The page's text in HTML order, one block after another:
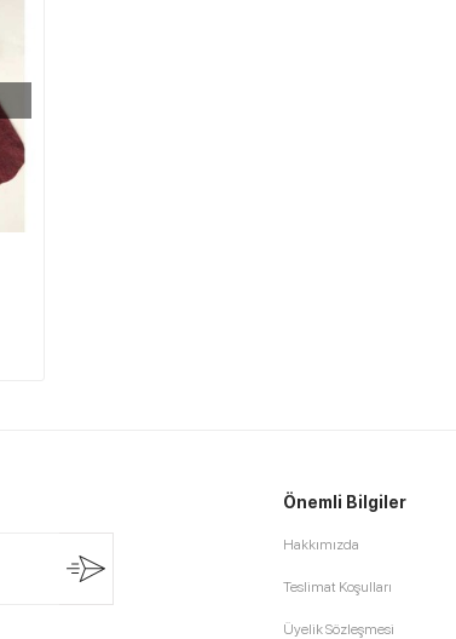
Önemli Bilgiler
Hakkımızda
Teslimat Koşulları
Üyelik Sözleşmesi